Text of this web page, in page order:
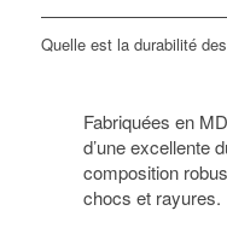
Quelle est la durabilité
Fabriquées en
d’une excellente
composition
chocs et rayures.